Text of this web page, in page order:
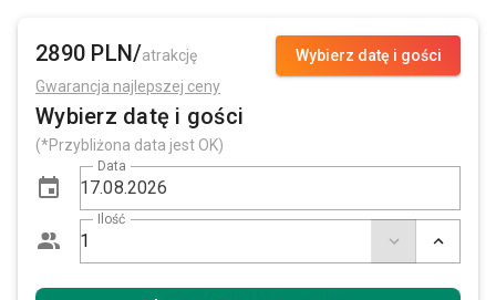
Wybierz datę i gości
2890 PLN/atrakcję
Gwarancja najlepszej ceny
Wybierz datę i gości
(*Przybliżona data jest OK)
Data
Ilość